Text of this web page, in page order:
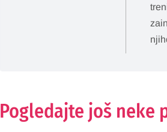
Pogledajte još neke